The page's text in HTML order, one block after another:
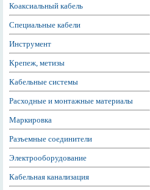
Коаксиальный кабель
Специальные кабели
Инструмент
Крепеж, метизы
Кабельные системы
Расходные и монтажные материалы
Маркировка
Разъемные соединители
Электрооборудование
Кабельная канализация